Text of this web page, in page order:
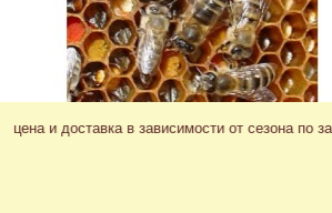
в зависимости от сезона по запросу